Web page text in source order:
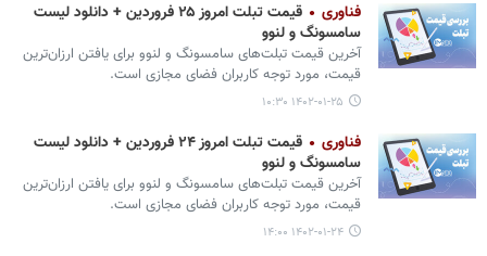
فناوری
قیمت تبلت امروز ۲۵ فروردین + دانلود لیست
سامسونگ و لنوو
آخرین قیمت تبلت‌های سامسونگ و لنوو برای یافتن ارزان‌ترین
قیمت، مورد توجه کاربران فضای مجازی است.
۱۴۰۲-۰۱-۲۵ ۱۰:۳۰
فناوری
قیمت تبلت امروز ۲۴ فروردین + دانلود لیست
سامسونگ و لنوو
آخرین قیمت تبلت‌های سامسونگ و لنوو برای یافتن ارزان‌ترین
قیمت، مورد توجه کاربران فضای مجازی است.
۱۴۰۲-۰۱-۲۴ ۱۴:۰۰